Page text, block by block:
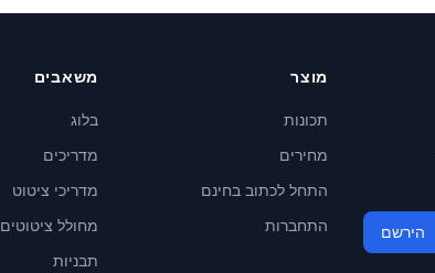
הירשם
מוצר
תכונות
מחירים
התחל לכתוב בחינם
התחברות
משאבים
בלוג
מדריכים
מדריכי ציטוט
מחולל ציטוטים
תבניות